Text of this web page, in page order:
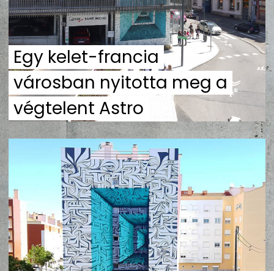
ZENE
MÉDIAAJÁNLAT
IMPRESSZUM
PR-ARCHÍVUM
ADATKEZELÉSI TÁJÉKOZTATÓ
Egy kelet-francia
városban nyitotta meg a
végtelent Astro